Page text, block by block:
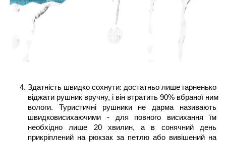
Здатність швидко сохнути: достатньо лише гарненько
віджати рушник вручну, і він втратить 90% вбраної ним
вологи. Туристичні рушники не дарма називають
швидковисихаючими - для повного висихання їм
необхідно лише 20 хвилин, а в сонячний день
прикріплений на рюкзак за петлю або вивішений на